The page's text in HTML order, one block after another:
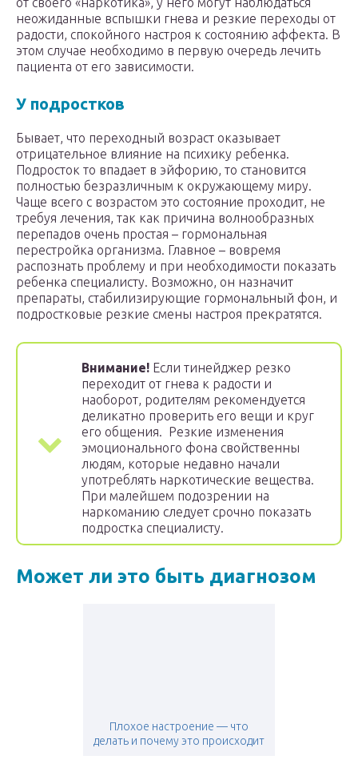
неожиданные вспышки гнева и резкие переходы от
радости, спокойного настроя к состоянию аффекта. В
этом случае необходимо в первую очередь лечить
пациента от его зависимости.
У подростков
Бывает, что переходный возраст оказывает
отрицательное влияние на психику ребенка.
Подросток то впадает в эйфорию, то становится
полностью безразличным к окружающему миру.
Чаще всего с возрастом это состояние проходит, не
требуя лечения, так как причина волнообразных
перепадов очень простая – гормональная
перестройка организма. Главное – вовремя
распознать проблему и при необходимости показать
ребенка специалисту. Возможно, он назначит
препараты, стабилизирующие гормональный фон, и
подростковые резкие смены настроя прекратятся.
Внимание! Если тинейджер резко
переходит от гнева к радости и
наоборот, родителям рекомендуется
деликатно проверить его вещи и круг
его общения. Резкие изменения
эмоционального фона свойственны
людям, которые недавно начали
употреблять наркотические вещества.
При малейшем подозрении на
наркоманию следует срочно показать
подростка специалисту.
Может ли это быть диагнозом
Плохое настроение — что
делать и почему это происходит